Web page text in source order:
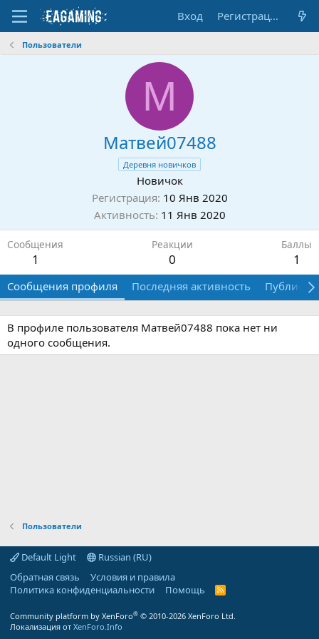
Вход Регистрация
Пользователи
М
Матвей07488
Деревня новичков
Новичок
Регистрация 10 Янв 2020
Активность 11 Янв 2020
Сообщения
1
Реакции
0
Баллы
1
Сообщения профиля Последняя активность
В профиле пользователя Матвей07488 пока нет ни
одного сообщения.
Пользователи
Default Light
Russian (RU)
Обратная связь
Условия и правила
Политика конфиденциальности
Помощь
R
Community platform by XenForo® © 2010-2026 XenForo Ltd.
Локализация от XenForo.Info